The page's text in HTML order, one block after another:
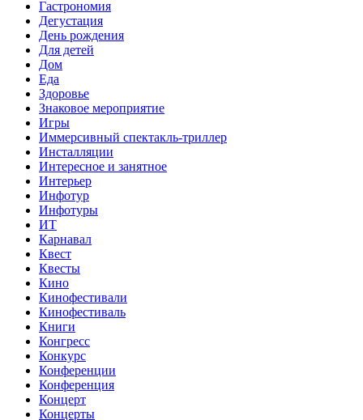
Гастрономия
Дегустация
День рождения
Для детей
Дом
Еда
Здоровье
Знаковое мероприятие
Игры
Иммерсивный спектакль-триллер
Инсталляции
Интересное и занятное
Интерьер
Инфотур
Инфотуры
ИТ
Карнавал
Квест
Квесты
Кино
Кинофестивали
Кинофестиваль
Книги
Конгресс
Конкурс
Конференции
Конференция
Концерт
Концерты